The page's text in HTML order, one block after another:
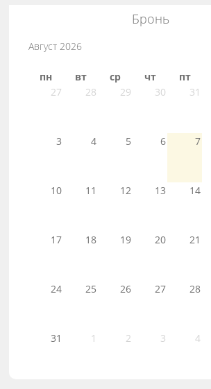
Бронь
Август 2026
пн вт ср чт пт
27
28 29 30 31
3 4 5 6 7
10 11 12 13 14
17 18 19 20 21
24 25 26 27 28
31 1 2 3 4